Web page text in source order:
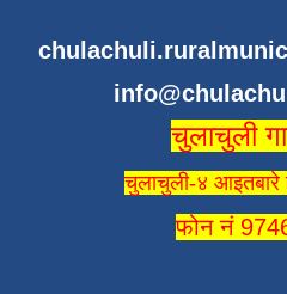
चुलाचुली
चुलाचुली-४
फोन नं